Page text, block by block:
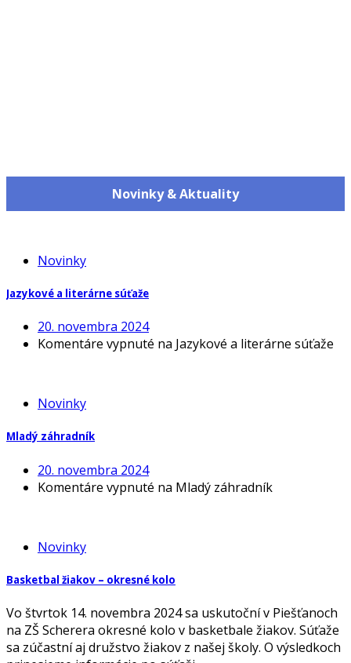
Novinky & Aktuality
Novinky
Jazykové a literárne súťaže
20. novembra 2024
Komentáre vypnuté na Jazykové a literárne súťaže
Novinky
Mladý záhradník
20. novembra 2024
Komentáre vypnuté na Mladý záhradník
Novinky
Basketbal žiakov – okresné kolo
Vo štvrtok 14. novembra 2024 sa uskutoční v Piešťanoch
na ZŠ Scherera okresné kolo v basketbale žiakov. Súťaže
sa zúčastní aj družstvo žiakov z našej školy. O výsledkoch